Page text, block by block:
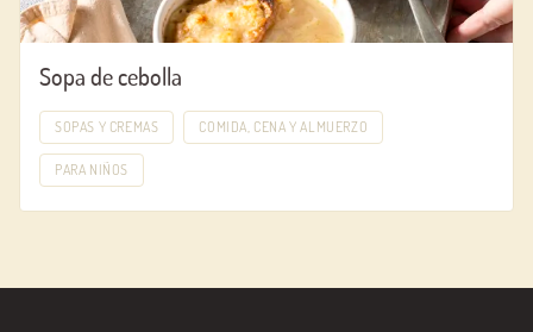
Sopa de cebolla
SOPAS Y CREMAS COMIDA, CENA Y ALMUERZO
PARA NIÑOS